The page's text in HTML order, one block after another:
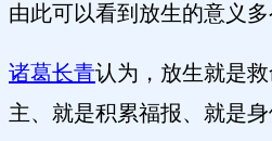
由此可以看到放生的意义多
诸葛长青认为，放生就是
主、就是积累福报、就是